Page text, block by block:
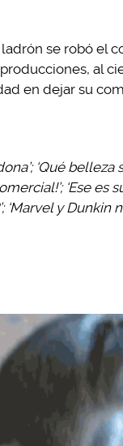
se robó el
al
en dejar su
‘Qué
‘Ese
‘Marvel y